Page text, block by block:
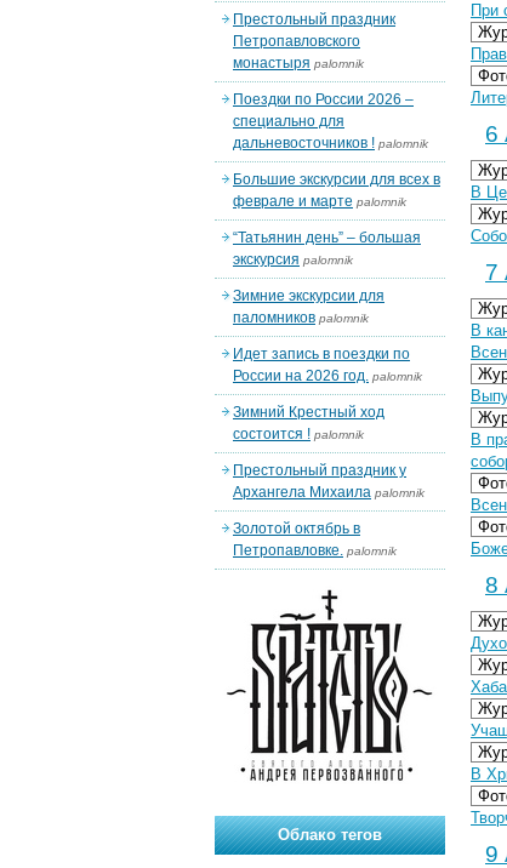
При
6
В
7
В
В
8
В
9
Престольный праздник
Петропавловского
монастыря palomnik
Поездки по России 2026 –
специально для
дальневосточников ! palomnik
Большие экскурсии для всех в
феврале и марте palomnik
“Татьянин день” – большая
экскурсия palomnik
Зимние экскурсии для
паломников palomnik
Идет запись в поездки по
России на 2026 год. palomnik
Зимний Крестный ход
состоится ! palomnik
Престольный праздник у
Архангела Михаила palomnik
Золотой октябрь в
Петропавловке. palomnik
Облако тегов